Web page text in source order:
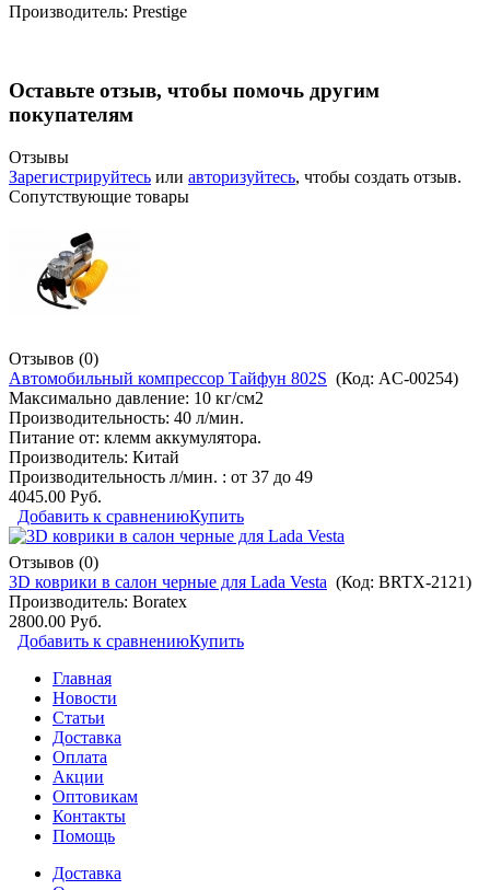
Производитель: Prestige
Оставьте отзыв, чтобы помочь другим
покупателям
Отзывы
Зарегистрируйтесь или авторизуйтесь, чтобы создать отзыв.
Сопутствующие товары
Отзывов (0)
Автомобильный компрессор Тайфун 802S (Код: AC-00254)
Максимально давление: 10 кг/см2
Производительность: 40 л/мин.
Питание от: клемм аккумулятора.
Производитель: Китай
Производительность л/мин. : от 37 до 49
4045.00 Руб.
Добавить к сравнениюКупить
Отзывов (0)
3D коврики в салон черные для Lada Vesta (Код: BRTX-2121)
Производитель: Boratex
2800.00 Руб.
Добавить к сравнениюКупить
Главная
Новости
Статьи
Доставка
Оплата
Акции
Оптовикам
Контакты
Помощь
Доставка